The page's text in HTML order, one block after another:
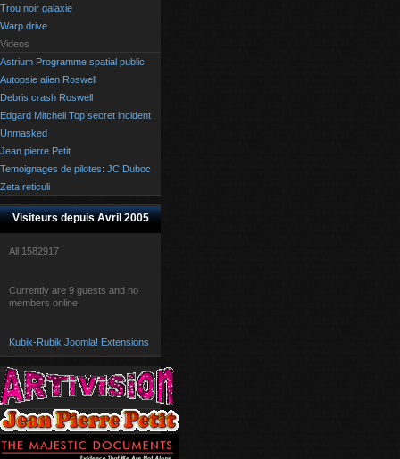
Trou noir galaxie
Warp drive
Videos
Astrium Programme spatial public
Autopsie alien Roswell
Debris crash Roswell
Edgard Mitchell Top secret incident
Unmasked
Jean pierre Petit
Temoignages de pilotes: JC Duboc
Zeta reticuli
Visiteurs depuis Avril 2005
All 1582917
Currently are 9 guests and no
members online
Kubik-Rubik Joomla! Extensions